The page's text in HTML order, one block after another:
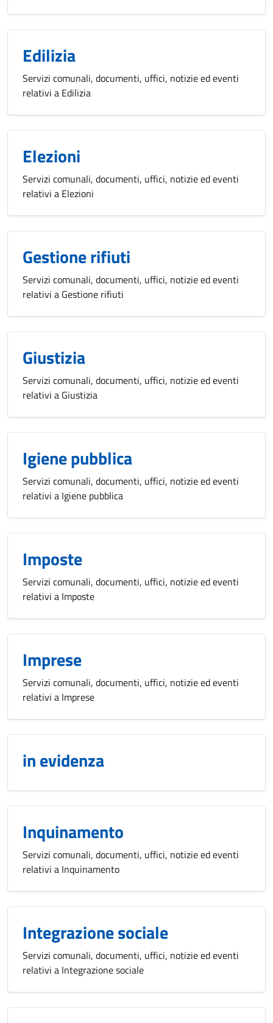
Edilizia
Servizi comunali, documenti, uffici, notizie ed eventi
relativi a Edilizia
Elezioni
Servizi comunali, documenti, uffici, notizie ed eventi
relativi a Elezioni
Gestione rifiuti
Servizi comunali, documenti, uffici, notizie ed eventi
relativi a Gestione rifiuti
Giustizia
Servizi comunali, documenti, uffici, notizie ed eventi
relativi a Giustizia
Igiene pubblica
Servizi comunali, documenti, uffici, notizie ed eventi
relativi a Igiene pubblica
Imposte
Servizi comunali, documenti, uffici, notizie ed eventi
relativi a Imposte
Imprese
Servizi comunali, documenti, uffici, notizie ed eventi
relativi a Imprese
in evidenza
Inquinamento
Servizi comunali, documenti, uffici, notizie ed eventi
relativi a Inquinamento
Integrazione sociale
Servizi comunali, documenti, uffici, notizie ed eventi
relativi a Integrazione sociale